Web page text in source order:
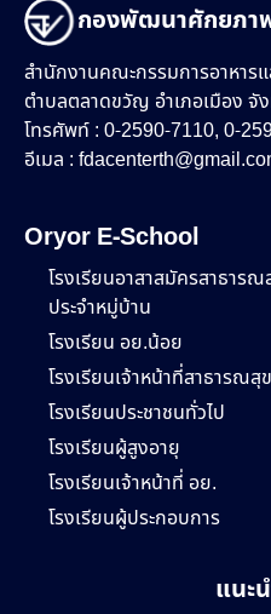
กองพัฒนาศักยภา
สำนักงานคณะกรรมการอาหาร
ตำบลตลาดขวัญ อำเภอเมือง
โทรศัพท์ : 0-2590-7110, 0-
อีเมล :
Oryor E-School
โรงเรียนอาสาสมัครสาธารณ
ประจำหมู่บ้าน
โรงเรียน อย.น้อย
โรงเรียนเจ้าหน้าที่สาธารณสุข
โรงเรียนประชาชนทั่วไป
โรงเรียนผู้สูงอายุ
โรงเรียนเจ้าหน้าที่ อย.
โรงเรียนผู้ประกอบการ
แนะ